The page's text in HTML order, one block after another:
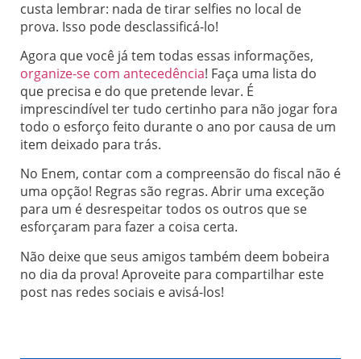
custa lembrar: nada de tirar selfies no local de
prova. Isso pode desclassificá-lo!
Agora que você já tem todas essas informações,
organize-se com antecedência! Faça uma lista do
que precisa e do que pretende levar. É
imprescindível ter tudo certinho para não jogar fora
todo o esforço feito durante o ano por causa de um
item deixado para trás.
No Enem, contar com a compreensão do fiscal não é
uma opção! Regras são regras. Abrir uma exceção
para um é desrespeitar todos os outros que se
esforçaram para fazer a coisa certa.
Não deixe que seus amigos também deem bobeira
no dia da prova! Aproveite para compartilhar este
post nas redes sociais e avisá-los!